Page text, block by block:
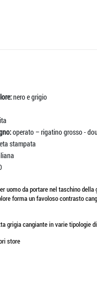
nero e grigio
operato – rigatino grosso -
stampata
uomo da portare nel taschino
forma un favoloso contrasto
grigia cangiante in varie tipologie
store